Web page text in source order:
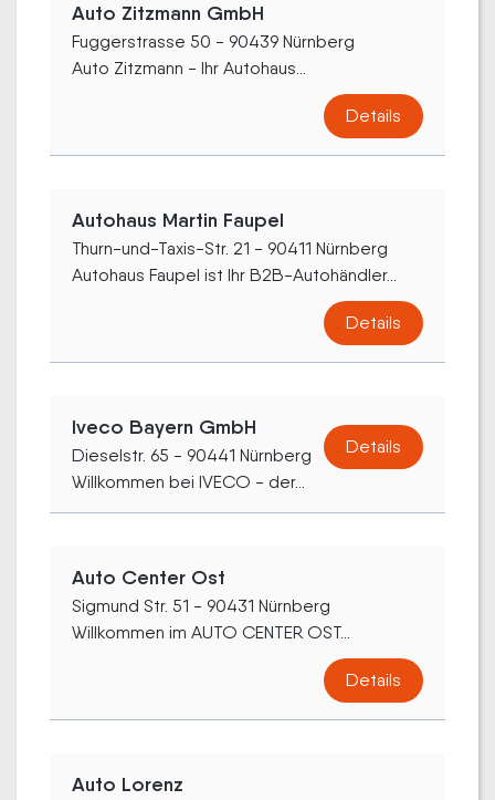
Auto Zitzmann GmbH
Fuggerstrasse 50 - 90439 Nürnberg
Auto Zitzmann - Ihr Autohaus...
Details
Autohaus Martin Faupel
Thurn-und-Taxis-Str. 21 - 90411 Nürnberg
Autohaus Faupel ist Ihr B2B-Autohändler...
Details
Iveco Bayern GmbH
Dieselstr. 65 - 90441 Nürnberg
Willkommen bei IVECO - der...
Details
Auto Center Ost
Sigmund Str. 51 - 90431 Nürnberg
Willkommen im AUTO CENTER OST...
Details
Auto Lorenz